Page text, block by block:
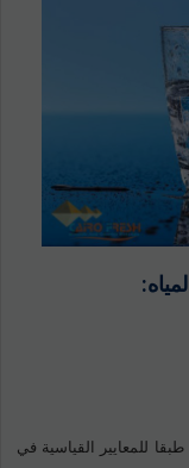
للمعايير القياسية في